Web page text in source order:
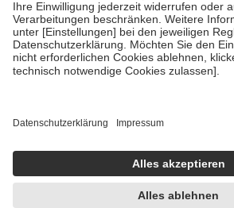
• Untersuchungen zur Vorsorge und
GKV getragen werden
• empfohlenen Schutzimpfungen
• Harn- und Blutteststreifen
getroffen, um sicherzustellen, dass es sich
https://help.etrusted.com/hc/de/articles/
Einige Bilder und Inhalte wurden unter